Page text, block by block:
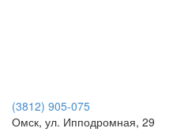
(3812) 905-075
Омск, ул. Ипподромная, 29